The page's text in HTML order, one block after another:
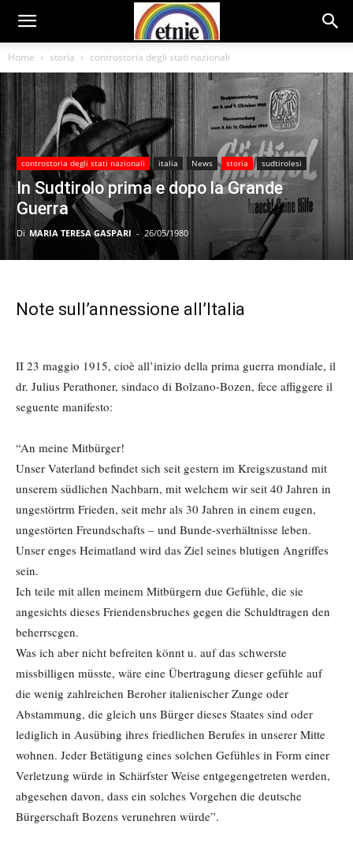
Home storia controstoria degli stati nazionali
controstoria degli stati nazionali italia News storia sudtirolesi
In Sudtirolo prima e dopo la Grande
Guerra
Di MARIA TERESA GASPARI - 26/05/1980
Note sull’annessione all’Italia
II 23 maggio 1915, cioè all’inizio della prima guerra mondiale, il
dr. Julius Perathoner, sindaco di Bolzano-Bozen, fece affiggere il
seguente manifesto:
“An meine Mitbürger!
Unser Vaterland befindet sich seit gestern im Kreigszustand mit
unserem südlichen Nachbarn, mit welchem wir seit 40 Jahren in
ungestörtrm Frieden, seit mehr als 30 Jahren in einem eugen,
ungestörten Freundschafts – und Bunde-sverhältnisse leben.
Unser enges Heimatland wird das Ziel seines blutigen Angriffes
sein.
Ich teile mit allen meinem Mitbürgern due Gefühle, die sie
angesichts dieses Friendensbruches gegen die Schuldtragen den
beherrscgen.
Was ich aber nicht befreiten könnt u. auf das schwerste
missbilligen müsste, wäre eine Übertragung dieser gefühle auf
die wenig zahlreichen Beroher italienischer Zunge oder
Abstammung, die gleich uns Bürger dieses Staates sind oder
lediglich in Ausübing ihres friedlichen Berufes in unserer Mitte
wohnen. Jeder Betätigung eines solchen Gefühles in Form einer
Verletzung würde in Schärfster Weise entgegengetreten werden,
abgesehen davon, dass ein solches Vorgehen die deutsche
Bürgerschaft Bozens verunehren würde”.